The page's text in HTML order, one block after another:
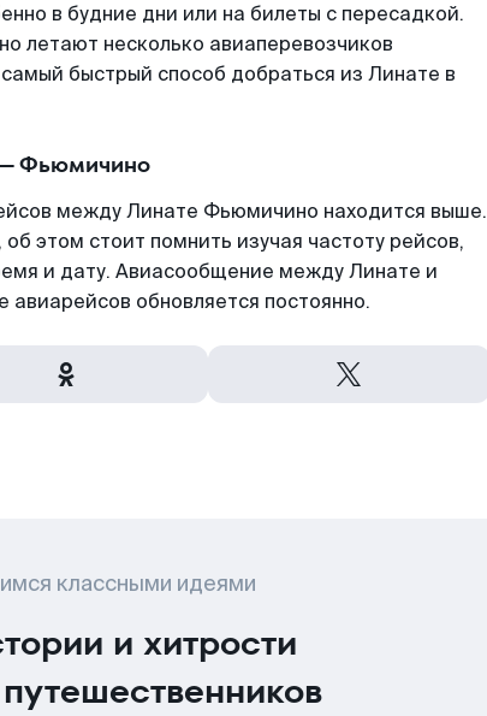
в будние дни или на билеты с пересадкой.
летают несколько авиаперевозчиков
быстрый способ добраться из Линате в
Фьюмичино
между Линате Фьюмичино находится выше.
этом стоит помнить изучая частоту рейсов,
и дату. Авиасообщение между Линате и
обновляется постоянно.
классными идеями
и хитрости